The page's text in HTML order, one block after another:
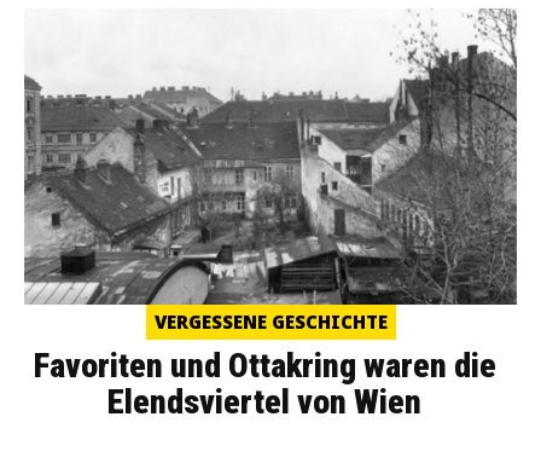
VERGESSENE GESCHICHTE
Favoriten und Ottakring waren die
Elendsviertel von Wien